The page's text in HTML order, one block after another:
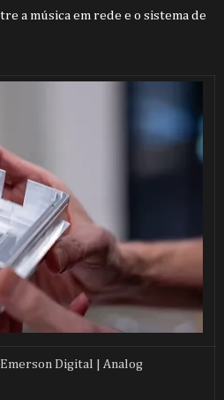
a música em rede e o sistema de
Digital | Analog